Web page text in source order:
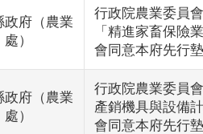
政府（農業
處）
行政院農業委員
「精進家畜保險
會同意本府先行
政府（農業
處）
行政院農業委員
產銷機具與設備
會同意本府先行